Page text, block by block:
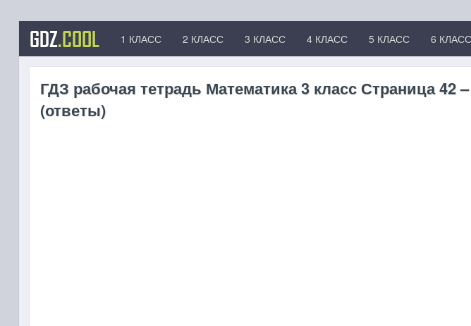
GDZ.COOL 1 КЛАСС 2 КЛАСС 3 КЛАСС 4 КЛАСС 5 КЛАСС 6 КЛАСС
ГДЗ рабочая тетрадь Математика 3 класс Страница 42
(ответы)